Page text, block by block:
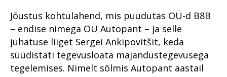
kriminaalmenetluses?
Tugevatoimelised uimastid
Vahistamine ja
konfiskeerimine
2021
Teekond prokuratuuris -
hakkajast praktikandist
kogemustega
ringkonnaprokuröriks.
Intervjuu Liisa Nuudiga
Haldusosakond 2020. aastal
Prokuratuuri infosüsteemi
uuendus PRIS3
Prokuratuuris töötamisest
Jõustus kohtulahend, mis puudutas OÜ-d B8B
– endise nimega OÜ Autopant – ja selle
juhatuse liiget Sergei Ankipovitšit, keda
süüdistati tegevusloata majandustegevusega
tegelemises. Nimelt sõlmis Autopant aastail